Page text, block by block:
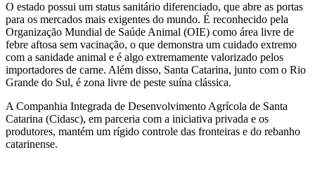
O estado possui um status sanitário diferenciado, que abre as portas
para os mercados mais exigentes do mundo. É reconhecido pela
Organização Mundial de Saúde Animal (OIE) como área livre de
febre aftosa sem vacinação, o que demonstra um cuidado extremo
com a sanidade animal e é algo extremamente valorizado pelos
importadores de carne. Além disso, Santa Catarina, junto com o Rio
Grande do Sul, é zona livre de peste suína clássica.
A Companhia Integrada de Desenvolvimento Agrícola de Santa
Catarina (Cidasc), em parceria com a iniciativa privada e os
produtores, mantém um rígido controle das fronteiras e do rebanho
catarinense.